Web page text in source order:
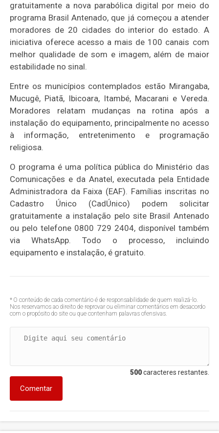
gratuitamente a nova parabólica digital por meio do
programa Brasil Antenado, que já começou a atender
moradores de 20 cidades do interior do estado. A
iniciativa oferece acesso a mais de 100 canais com
melhor qualidade de som e imagem, além de maior
estabilidade no sinal.
Entre os municípios contemplados estão Mirangaba,
Mucugê, Piatã, Ibicoara, Itambé, Macarani e Vereda.
Moradores relatam mudanças na rotina após a
instalação do equipamento, principalmente no acesso
à informação, entretenimento e programação
religiosa.
O programa é uma política pública do Ministério das
Comunicações e da Anatel, executada pela Entidade
Administradora da Faixa (EAF). Famílias inscritas no
Cadastro Único (CadÚnico) podem solicitar
gratuitamente a instalação pelo site Brasil Antenado
ou pelo telefone 0800 729 2404, disponível também
via WhatsApp. Todo o processo, incluindo
equipamento e instalação, é gratuito.
* O conteúdo de cada comentário é de responsabilidade de quem realizá-lo.
Nos reservamos ao direito de reprovar ou eliminar comentários em desacordo
com o propósito do site ou que contenham palavras ofensivas.
500caracteres restantes.
Comentar